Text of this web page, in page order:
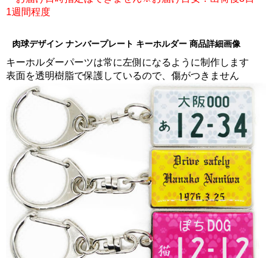
1週間程度
肉球デザイン ナンバープレート キーホルダー 商品詳細画像
キーホルダーパーツは常に左側になるように制作します
表面を透明樹脂で保護しているので、傷がつきません